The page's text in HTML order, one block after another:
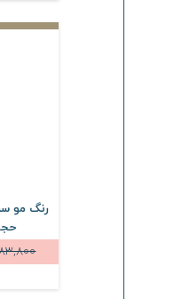
رنگ مو
حجم 100